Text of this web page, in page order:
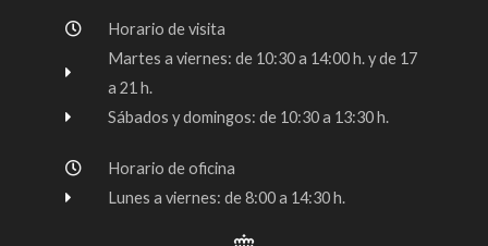
o
o
-
r
a
m
e
Horario de visita
Martes a viernes: de 10:30 a 14:00 h. y de 17
a 21 h.
Sábados y domingos: de 10:30 a 13:30 h.
Horario de oficina
Lunes a viernes: de 8:00 a 14:30 h.